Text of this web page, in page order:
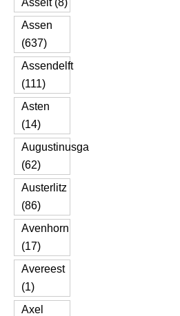
Asselt (8)
Assen
(637)
Assendelft
(111)
Asten
(14)
Augustinusga
(62)
Austerlitz
(86)
Avenhorn
(17)
Avereest
(1)
Axel